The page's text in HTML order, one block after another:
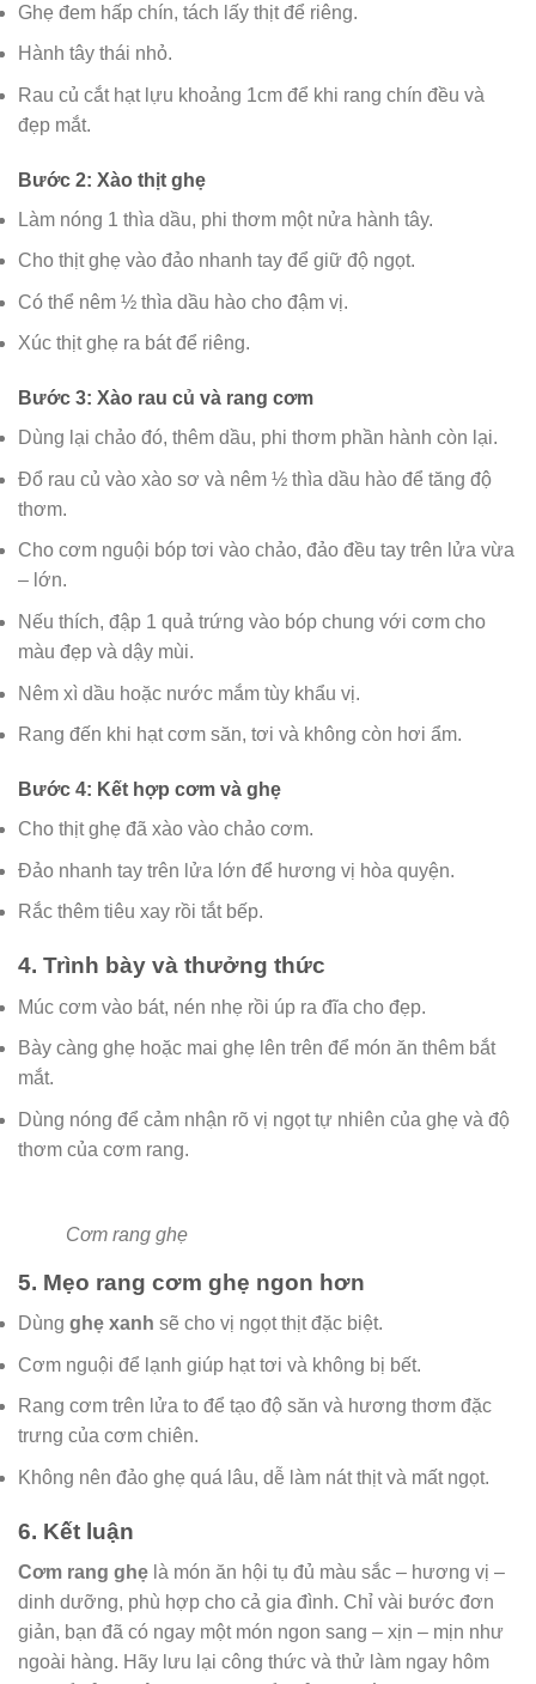
Ghẹ đem hấp chín, tách lấy thịt để riêng.
Hành tây thái nhỏ.
Rau củ cắt hạt lựu khoảng 1cm để khi rang chín đều và
đẹp mắt.
Bước 2: Xào thịt ghẹ
Làm nóng 1 thìa dầu, phi thơm một nửa hành tây.
Cho thịt ghẹ vào đảo nhanh tay để giữ độ ngọt.
Có thể nêm ½ thìa dầu hào cho đậm vị.
Xúc thịt ghẹ ra bát để riêng.
Bước 3: Xào rau củ và rang cơm
Dùng lại chảo đó, thêm dầu, phi thơm phần hành còn lại.
Đổ rau củ vào xào sơ và nêm ½ thìa dầu hào để tăng độ
thơm.
Cho cơm nguội bóp tơi vào chảo, đảo đều tay trên lửa vừa
– lớn.
Nếu thích, đập 1 quả trứng vào bóp chung với cơm cho
màu đẹp và dậy mùi.
Nêm xì dầu hoặc nước mắm tùy khẩu vị.
Rang đến khi hạt cơm săn, tơi và không còn hơi ẩm.
Bước 4: Kết hợp cơm và ghẹ
Cho thịt ghẹ đã xào vào chảo cơm.
Đảo nhanh tay trên lửa lớn để hương vị hòa quyện.
Rắc thêm tiêu xay rồi tắt bếp.
4. Trình bày và thưởng thức
Múc cơm vào bát, nén nhẹ rồi úp ra đĩa cho đẹp.
Bày càng ghẹ hoặc mai ghẹ lên trên để món ăn thêm bắt
mắt.
Dùng nóng để cảm nhận rõ vị ngọt tự nhiên của ghẹ và độ
thơm của cơm rang.
Cơm rang ghẹ
5. Mẹo rang cơm ghẹ ngon hơn
Dùng ghẹ xanh sẽ cho vị ngọt thịt đặc biệt.
Cơm nguội để lạnh giúp hạt tơi và không bị bết.
Rang cơm trên lửa to để tạo độ săn và hương thơm đặc
trưng của cơm chiên.
Không nên đảo ghẹ quá lâu, dễ làm nát thịt và mất ngọt.
6. Kết luận
Cơm rang ghẹ là món ăn hội tụ đủ màu sắc – hương vị –
dinh dưỡng, phù hợp cho cả gia đình. Chỉ vài bước đơn
giản, bạn đã có ngay một món ngon sang – xịn – mịn như
ngoài hàng. Hãy lưu lại công thức và thử làm ngay hôm